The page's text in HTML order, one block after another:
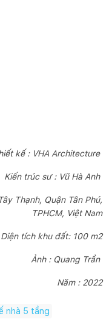
kế : VHA Architecture
Kiến trúc sư : Vũ Hà Anh
Thạnh, Quận Tân Phú,
TPHCM, Việt Nam
Diện tích khu đất: 100 m2
Ảnh : Quang Trần
Năm : 2022
nhà 5 tầng